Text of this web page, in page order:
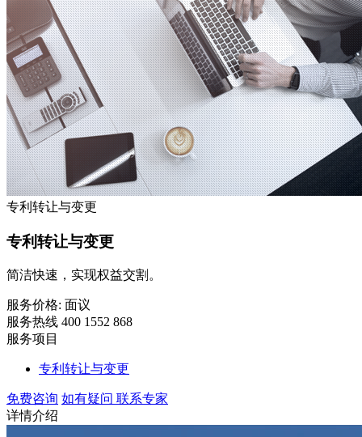
专利转让与变更
专利转让与变更
简洁快速，实现权益交割。
服务价格: 面议
服务热线 400 1552 868
服务项目
专利转让与变更
免费咨询 如有疑问 联系专家
详情介绍